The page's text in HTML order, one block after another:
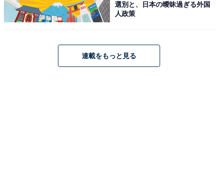
選別と、日本の曖昧過ぎる外国
人政策
連載をもっと見る